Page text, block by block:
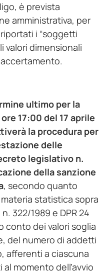
è prevista
amministrativa, per
i “soggetti
valori dimensionali
ultimo per la
17:00 del 17 aprile
la procedura per
delle
legislativo n.
della sanzione
, secondo quanto
statistica sopra
322/1989 e DPR 24
dei valori soglia
del numero di addetti
afferenti a ciascuna
momento dell’avvio